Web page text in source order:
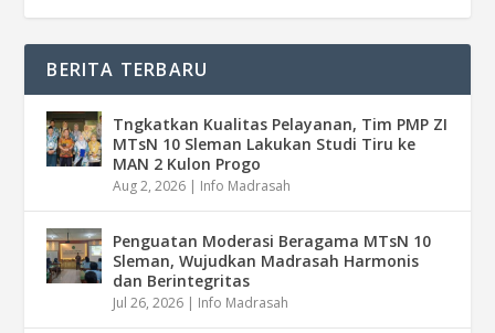
BERITA TERBARU
Tngkatkan Kualitas Pelayanan, Tim PMP ZI
MTsN 10 Sleman Lakukan Studi Tiru ke
MAN 2 Kulon Progo
Aug 2, 2026 | Info Madrasah
Penguatan Moderasi Beragama MTsN 10
Sleman, Wujudkan Madrasah Harmonis
dan Berintegritas
Jul 26, 2026 | Info Madrasah